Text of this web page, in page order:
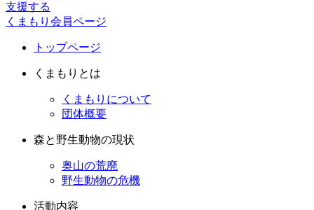
支援する
くまもり会員ページ
トップページ
くまもりとは
くまもりについて
団体概要
森と野生動物の現状
奥山の荒廃
野生動物の危機
活動内容